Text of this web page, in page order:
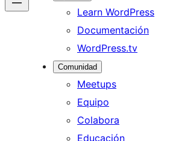
Learn WordPress
Documentación
WordPress.tv
Comunidad
Meetups
Equipo
Colabora
Educación